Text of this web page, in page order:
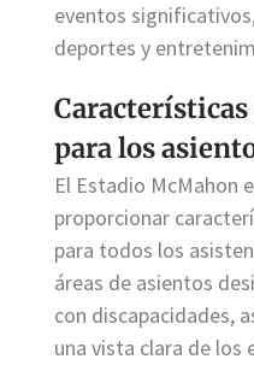
eventos
deportes y
para los
El Estadio McMahon
proporcionar
para todos los
áreas de asientos
con discapacidades,
una vista clara de los